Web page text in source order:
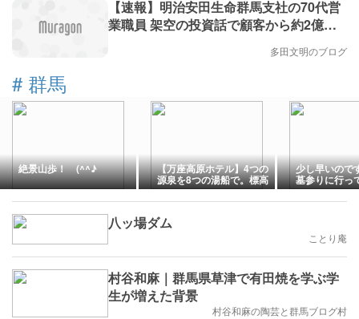
【速報】明治安田生命群馬支社の70代営
業職員 架空の投資話で顧客から約2億円
多田文明のブログ
# 群馬
絶景山歩！ (^^♪ 【万座高原ホテル】4つの
源泉を8つの湯船で。標高
1,800mの万座温泉で石庭
露天風呂に入り浸る避暑
とワーケーションの万座
高原ホテル宿泊記
少し早いので
墓参りに行っ
た！・・・
八ッ場ダム
ことり庵
村谷和麻｜群馬県草津で有田焼を学ぶ学
生が増えた背景
村谷和麻の陶芸と群馬ブログ村